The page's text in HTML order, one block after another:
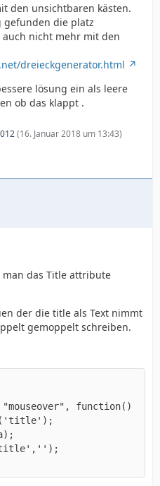
den unsichtbaren kästen.
gefunden die platz
nicht mehr mit den
dreieckgenerator.html
lösung ein als leere
ob das klappt .
(16. Januar 2018 um 13:43)
man das Title attribute
der die title als Text nimmt
gemoppelt schreiben.